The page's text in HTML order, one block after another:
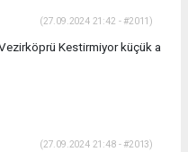
(27.09.2024 21:42 - #2011)
Kestirmiyor küçük a
(27.09.2024 21:48 - #2013)